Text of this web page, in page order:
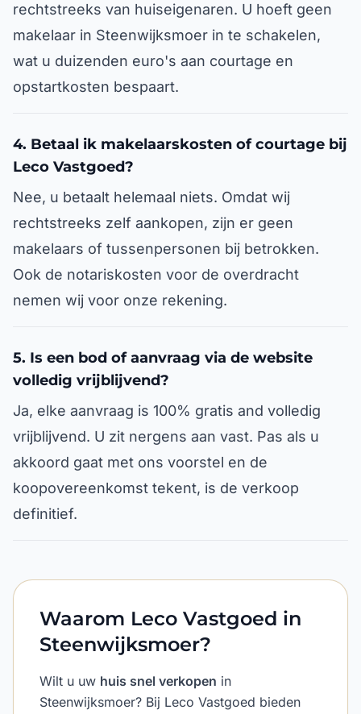
rechtstreeks van huiseigenaren. U hoeft geen
makelaar in Steenwijksmoer in te schakelen,
wat u duizenden euro's aan courtage en
opstartkosten bespaart.
4. Betaal ik makelaarskosten of courtage bij
Leco Vastgoed?
Nee, u betaalt helemaal niets. Omdat wij
rechtstreeks zelf aankopen, zijn er geen
makelaars of tussenpersonen bij betrokken.
Ook de notariskosten voor de overdracht
nemen wij voor onze rekening.
5. Is een bod of aanvraag via de website
volledig vrijblijvend?
Ja, elke aanvraag is 100% gratis and volledig
vrijblijvend. U zit nergens aan vast. Pas als u
akkoord gaat met ons voorstel en de
koopovereenkomst tekent, is de verkoop
definitief.
Waarom Leco Vastgoed in
Steenwijksmoer?
Wilt u uw huis snel verkopen in
Steenwijksmoer? Bij Leco Vastgoed bieden